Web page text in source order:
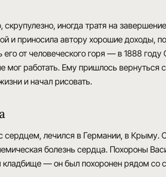
скрупулезно, иногда тратя на
и приносила автору хорошие доходы,
его от человеческого горя — в 1888 году
мог работать. Ему пришлось вернуться
и начал рисовать.
сердцем, лечился в Германии, в Крыму.
болезнь сердца. Похороны
кладбище — он был похоронен рядом со